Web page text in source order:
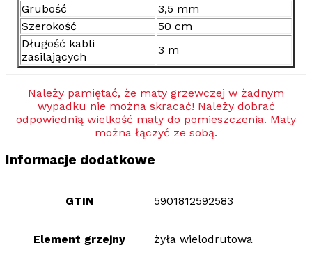
Grubość
3,5 mm
Szerokość
50 cm
Długość kabli
zasilających
3 m
Należy pamiętać, że maty grzewczej w żadnym
wypadku nie można skracać! Należy dobrać
odpowiednią wielkość maty do pomieszczenia. Maty
można łączyć ze sobą.
Informacje dodatkowe
GTIN 5901812592583
Element grzejny żyła wielodrutowa